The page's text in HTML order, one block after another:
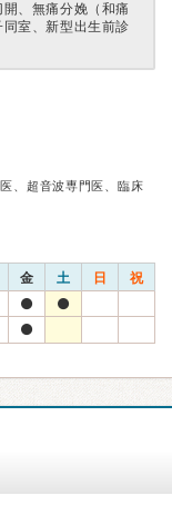
、無痛分娩（和痛
室、新型出生前診
、超音波専門医、臨床
金 土 日 祝